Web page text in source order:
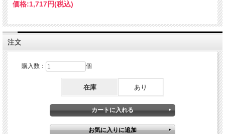
価格:1,717円(税込)
注文
購入数： 個
在庫 あり